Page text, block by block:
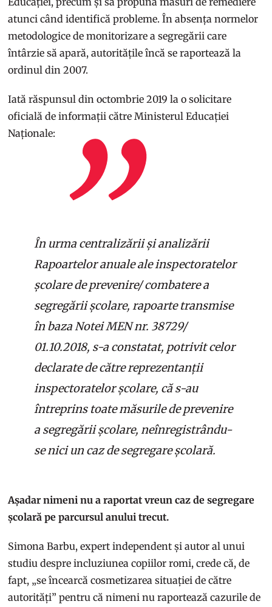
atunci când identifică probleme. În absența normelor
metodologice de monitorizare a segregării care
întârzie să apară, autoritățile încă se raportează la
ordinul din 2007.
Iată răspunsul din octombrie 2019 la o solicitare
oficială de informații către Ministerul Educației
Naționale:
În urma centralizării și analizării
Rapoartelor anuale ale inspectoratelor
școlare de prevenire/ combatere a
segregării școlare, rapoarte transmise
în baza Notei MEN nr. 38729/
01.10.2018, s-a constatat, potrivit celor
declarate de către reprezentanții
inspectoratelor școlare, că s-au
întreprins toate măsurile de prevenire
a segregării școlare, neînregistrându-
se nici un caz de segregare școlară.
Așadar nimeni nu a raportat vreun caz de segregare
școlară pe parcursul anului trecut.
Simona Barbu, expert independent și autor al unui
studiu despre incluziunea copiilor romi, crede că, de
fapt, „se încearcă cosmetizarea situației de către
autorități” pentru că nimeni nu raportează cazurile de